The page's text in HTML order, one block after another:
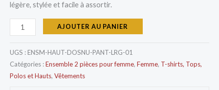
légère, stylée et facile à assortir.
AJOUTER AU PANIER
UGS : ENSM-HAUT-DOSNU-PANT-LRG-01
Catégories :Ensemble 2 pièces pour femme, Femme, T-shirts, Tops,
Polos et Hauts, Vêtements